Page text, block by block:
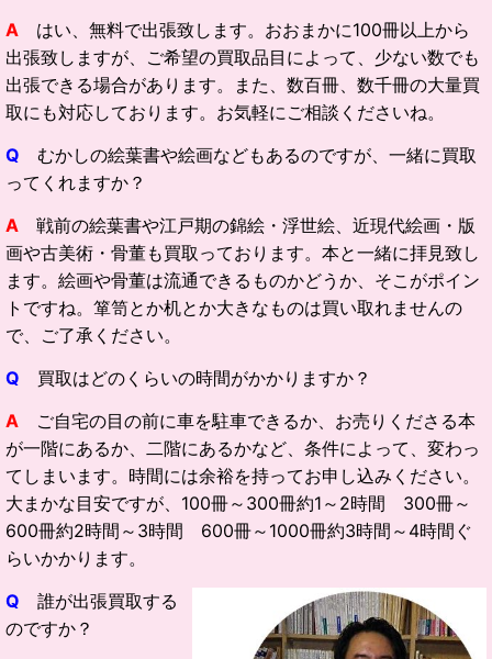
A はい、無料で出張致します。おおまかに100冊以上から
出張致しますが、ご希望の買取品目によって、少ない数でも
出張できる場合があります。また、数百冊、数千冊の大量買
取にも対応しております。お気軽にご相談くださいね。
Q むかしの絵葉書や絵画などもあるのですが、一緒に買取
ってくれますか？
A
戦前の絵葉書や江戸期の錦絵・浮世絵、近現代絵画・版
画や古美術・骨董も買取っております。本と一緒に拝見致し
ます。絵画や骨董は流通できるものかどうか、そこがポイン
トですね。箪笥とか机とか大きなものは買い取れませんの
で、ご了承ください。
Q 買取はどのくらいの時間がかかりますか？
A ご自宅の目の前に車を駐車できるか、お売りくださる本
が一階にあるか、二階にあるかなど、条件によって、変わっ
てしまいます。時間には余裕を持ってお申し込みください。
大まかな目安ですが、100冊～300冊約1～2時間 300冊～
600冊約2時間～3時間 600冊～1000冊約3時間～4時間ぐ
らいかかります。
Q 誰が出張買取する
のですか？